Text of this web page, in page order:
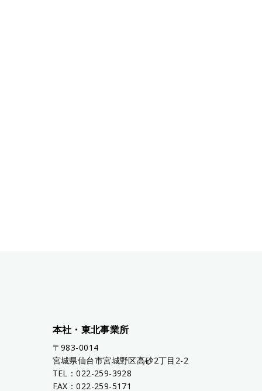
本社・東北事業所
〒983-0014
宮城県仙台市宮城野区高砂2丁目2-2
TEL：022-259-3928
FAX：022-259-5171